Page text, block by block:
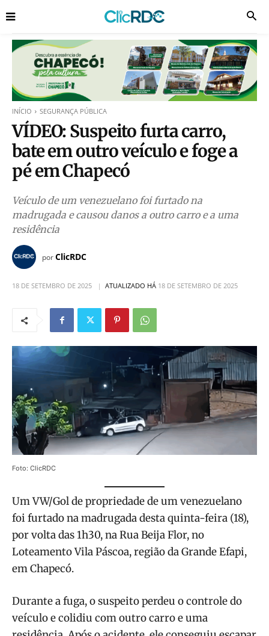
INÍCIO SEGURANÇA PÚBLICA
VÍDEO: Suspeito furta carro,
bate em outro veículo e foge a
pé em Chapecó
Veículo de um venezuelano foi furtado na
madrugada e causou danos a outro carro e a uma
residência
porClicRDC
18 DE SETEMBRO DE 2025 ATUALIZADO HÁ 18 DE SETEMBRO DE 2025
Foto: ClicRDC
Um VW/Gol de propriedade de um venezuelano
foi furtado na madrugada desta quinta-feira (18),
por volta das 1h30, na Rua Beija Flor, no
Loteamento Vila Páscoa, região da Grande Efapi,
em Chapecó.
Durante a fuga, o suspeito perdeu o controle do
veículo e colidiu com outro carro e uma